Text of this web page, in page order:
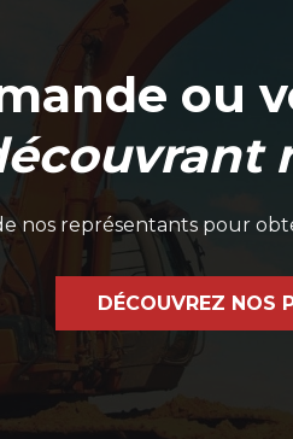
ou
nos représentants pour
DÉCOUVREZ NOS